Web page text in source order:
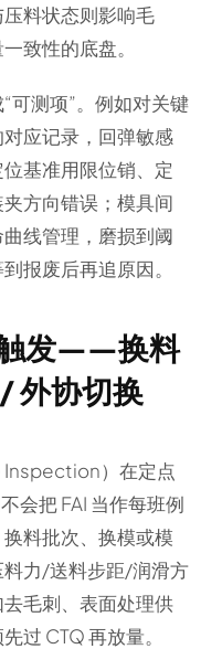
料状态则影响毛
致性的底盘。
可测项”。例如对关键
应记录，回弹敏感
基准用限位销、定
方向错误；模具间
线管理，磨损到阈
报废后再追原因。
发——换料
外协切换
Inspection）在定点
会把 FAI 当作每班例
料批次、换模或模
力/送料步距/润滑方
毛刺、表面处理供
过 CTQ 再放量。